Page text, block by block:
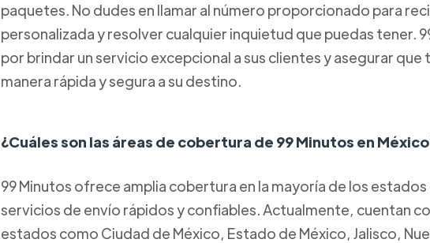
paquetes. No dudes en llamar al número proporcionado para
personalizada y resolver cualquier inquietud que puedas tener.
por brindar un servicio excepcional a sus clientes y asegurar que
manera rápida y segura a su destino.
¿Cuáles son las áreas de cobertura de 99 Minutos en
99 Minutos ofrece amplia cobertura en la mayoría de los
servicios de envío rápidos y confiables. Actualmente, cuentan
estados como Ciudad de México, Estado de México, Jalisco,